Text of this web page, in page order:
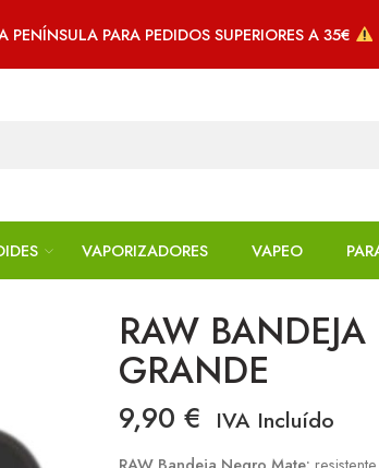
PARA PEDIDOS SUPERIORES A 35€
VAPORIZADORES VAPEO
RAW
GRANDE
9,90 € IVA Incluído